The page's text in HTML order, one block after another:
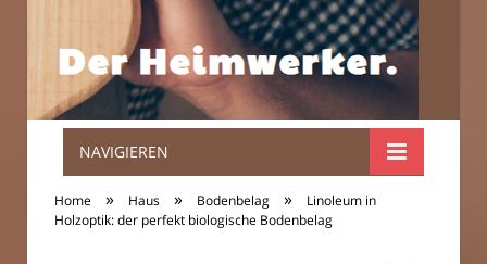
Der
Heimwerker.
NAVIGIEREN
Home » Haus » Bodenbelag »
Linoleum in
Holzoptik: der perfekt biologische Bodenbelag